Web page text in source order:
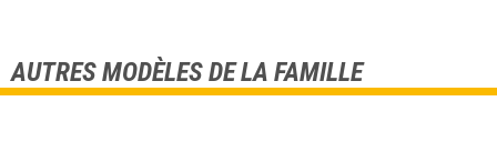
AUTRES MODÈLES DE LA FAMILLE